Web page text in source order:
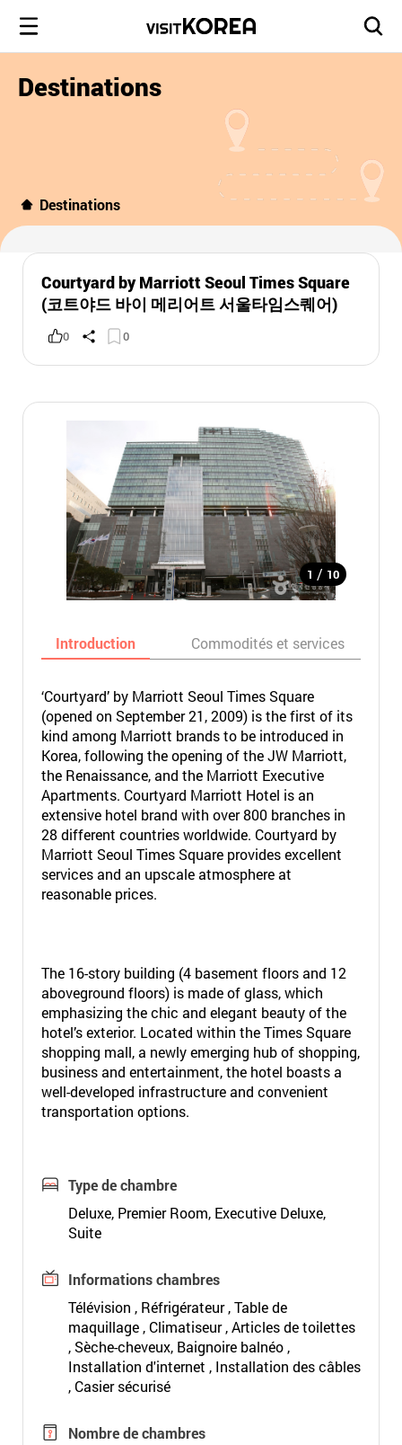
Destinations
Destinations
Courtyard by Marriott Seoul Times Square
(코트야드 바이 메리어트 서울타임스퀘어)
0 0
1 / 10
Introduction Commodités et services
‘Courtyard’ by Marriott Seoul Times Square
(opened on September 21, 2009) is the first of its
kind among Marriott brands to be introduced in
Korea, following the opening of the JW Marriott,
the Renaissance, and the Marriott Executive
Apartments. Courtyard Marriott Hotel is an
extensive hotel brand with over 800 branches in
28 different countries worldwide. Courtyard by
Marriott Seoul Times Square provides excellent
services and an upscale atmosphere at
reasonable prices.
The 16-story building (4 basement floors and 12
aboveground floors) is made of glass, which
emphasizing the chic and elegant beauty of the
hotel’s exterior. Located within the Times Square
shopping mall, a newly emerging hub of shopping,
business and entertainment, the hotel boasts a
well-developed infrastructure and convenient
transportation options.
Type de chambre
Deluxe, Premier Room, Executive Deluxe,
Suite
Informations chambres
Télévision , Réfrigérateur , Table de
maquillage , Climatiseur , Articles de toilettes
, Sèche-cheveux, Baignoire balnéo ,
Installation d'internet , Installation des câbles
, Casier sécurisé
Nombre de chambres